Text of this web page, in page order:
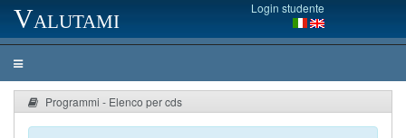
Valutami Login studente
Programmi - Elenco per cds